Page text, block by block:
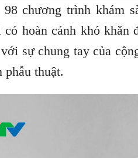
chương trình khám
hoàn cảnh khó
sự chung tay của
phẫu thuật.